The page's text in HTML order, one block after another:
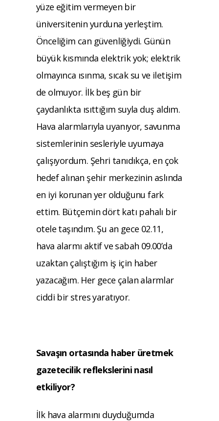
yüze eğitim vermeyen bir
üniversitenin yurduna yerleştim.
Önceliğim can güvenliğiydi. Günün
büyük kısmında elektrik yok; elektrik
olmayınca ısınma, sıcak su ve iletişim
de olmuyor. İlk beş gün bir
çaydanlıkta ısıttığım suyla duş aldım.
Hava alarmlarıyla uyanıyor, savunma
sistemlerinin sesleriyle uyumaya
çalışıyordum. Şehri tanıdıkça, en çok
hedef alınan şehir merkezinin aslında
en iyi korunan yer olduğunu fark
ettim. Bütçemin dört katı pahalı bir
otele taşındım. Şu an gece 02.11,
hava alarmı aktif ve sabah 09.00’da
uzaktan çalıştığım iş için haber
yazacağım. Her gece çalan alarmlar
ciddi bir stres yaratıyor.
Savaşın ortasında haber üretmek
gazetecilik reflekslerini nasıl
etkiliyor?
İlk hava alarmını duyduğumda